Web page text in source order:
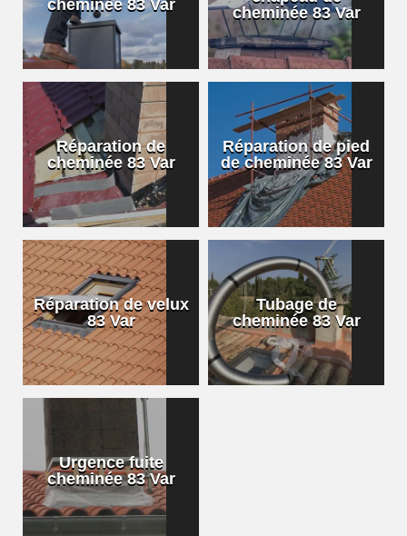
cheminée 83 Var
cheminée 83 Var
Réparation de
cheminée 83 Var
Réparation de pied
de cheminée 83 Var
Réparation de velux
83 Var
Tubage de
cheminée 83 Var
Urgence fuite
cheminée 83 Var